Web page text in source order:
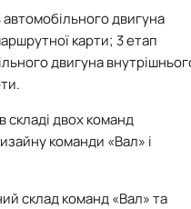
технічних заходів
ресурси НАЗК
НАЗК
заходи
двигуна
карти; 3 етап
двигуна
двох команд
команди «Вал» і
склад команд «Вал» та